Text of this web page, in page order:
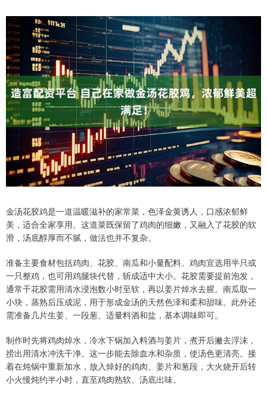
金汤花胶鸡是一道温暖滋补的家常菜，色泽金黄诱人，口感浓郁鲜
美，适合全家享用。这道菜既保留了鸡肉的细嫩，又融入了花胶的软
滑，汤底醇厚而不腻，做法也并不复杂。
准备主要食材包括鸡肉、花胶、南瓜和小量配料。鸡肉宜选用半只或
一只整鸡，也可用鸡腿块代替，斩成适中大小。花胶需要提前泡发，
通常干花胶需用清水浸泡数小时至软，再以姜片焯水去腥。南瓜取一
小块，蒸熟后压成泥，用于形成金汤的天然色泽和柔和甜味。此外还
需准备几片生姜、一段葱、适量料酒和盐，基本调味即可。
制作时先将鸡肉焯水，冷水下锅加入料酒与姜片，煮开后撇去浮沫，
捞出用清水冲洗干净。这一步能去除血水和杂质，使汤色更清亮。接
着在炖锅中重新加水，放入焯好的鸡肉、姜片和葱段，大火烧开后转
小火慢炖约半小时，直至鸡肉熟软、汤底出味。